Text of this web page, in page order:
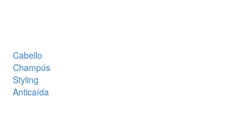
Cabello
Champús
Styling
Anticaída